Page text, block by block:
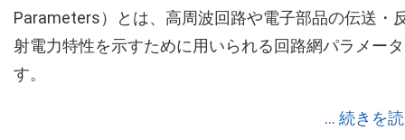
Parameters）とは、高周波回路や電子部品の伝送・
射電力特性を示すために用いられる回路網パラメー
す。
... 続きを